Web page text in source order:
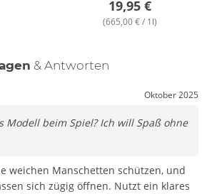
sind verchromt.19,95 €
(665,00 € / 1l)
& Antworten
Oktober 2025
Modell beim Spiel? Ich will Spaß ohne
weichen Manschetten schützen, und
sich zügig öffnen. Nutzt ein klares